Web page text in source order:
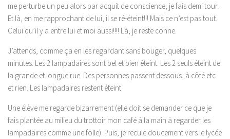
me perturbe un peu alors par acquit de conscience, je fais demi tour.
Et là, en me rapprochant de lui, il se ré-éteint!!! Mais ce n’est pas tout.
Celui qu’il y a entre lui et moi aussi!!!! Là, je reste conne.
J’attends, comme ça en les regardant sans bouger, quelques
minutes. Les 2 lampadaires sont bel et bien éteint. Les 2 seuls éteint de
la grande et longue rue. Des personnes passent dessous, à côté etc
et rien. Les lampadaires restent éteint.
Une élève me regarde bizarrement (elle doit se demander ce que je
fais plantée au milieu du trottoir mon café à la main à regarder les
lampadaires comme une folle). Puis, je recule doucement vers le lycée